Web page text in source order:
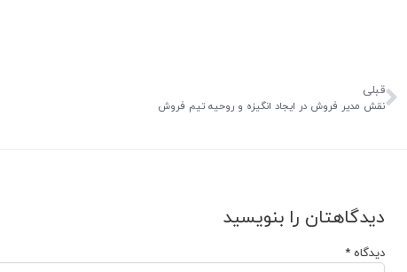
قبلی
نقش مدیر فروش در ایجاد انگیزه و روحیه تیم فروش
دیدگاهتان را بنویسید
دیدگاه *